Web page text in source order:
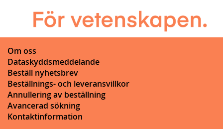
Om oss
Dataskyddsmeddelande
Beställ nyhetsbrev
Beställnings- och leveransvillkor
Annullering av beställning
Avancerad sökning
Kontaktinformation